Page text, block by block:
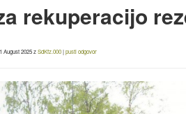
rekuperacijo
August 2025zSdKfz.000|pusti odgovor